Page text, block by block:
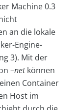
Machine 0.3
an die lokale
Engine-
3). Mit der
–netkönnen
Container
Host im